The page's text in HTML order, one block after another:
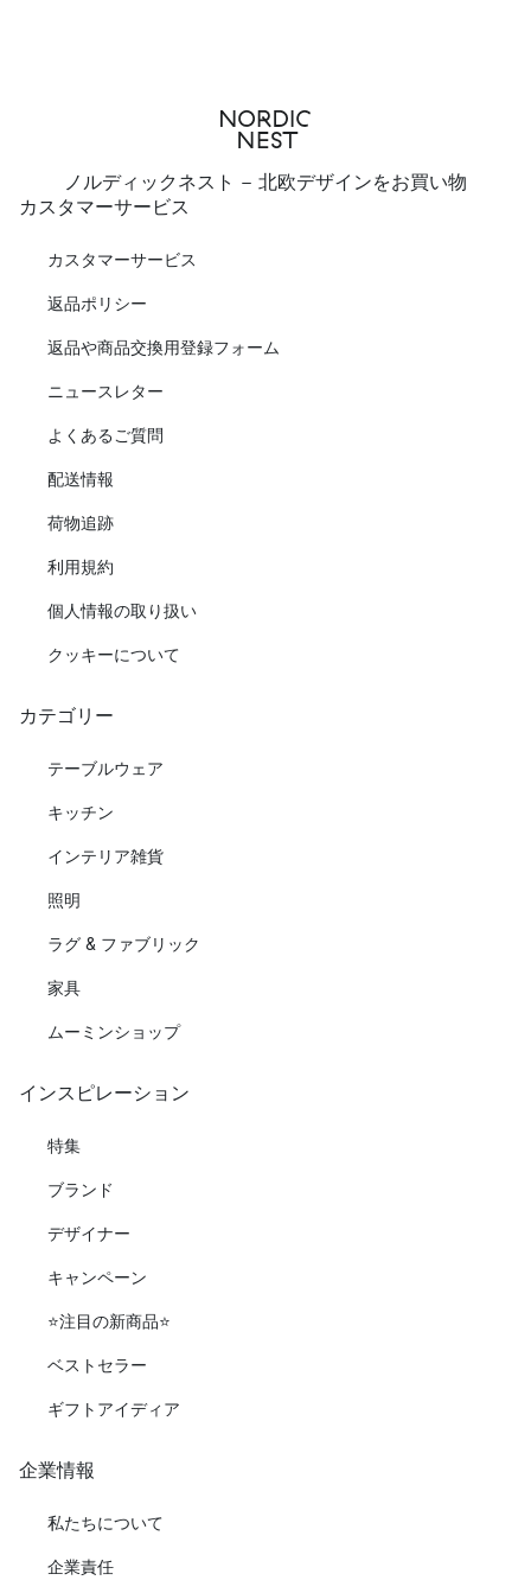
ノルディックネスト - 北欧デザインをお買い物
カスタマーサービス
カスタマーサービス
返品ポリシー
返品や商品交換用登録フォーム
ニュースレター
よくあるご質問
配送情報
荷物追跡
利用規約
個人情報の取り扱い
クッキーについて
カテゴリー
テーブルウェア
キッチン
インテリア雑貨
照明
ラグ & ファブリック
家具
ムーミンショップ
インスピレーション
特集
ブランド
デザイナー
キャンペーン
⭐️注目の新商品⭐️
ベストセラー
ギフトアイディア
企業情報
私たちについて
企業責任